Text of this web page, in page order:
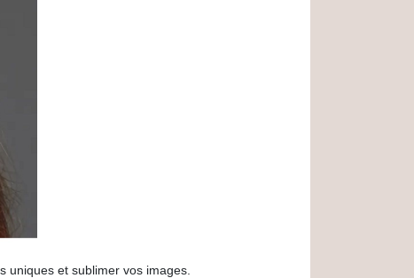
uniques et sublimer vos images.